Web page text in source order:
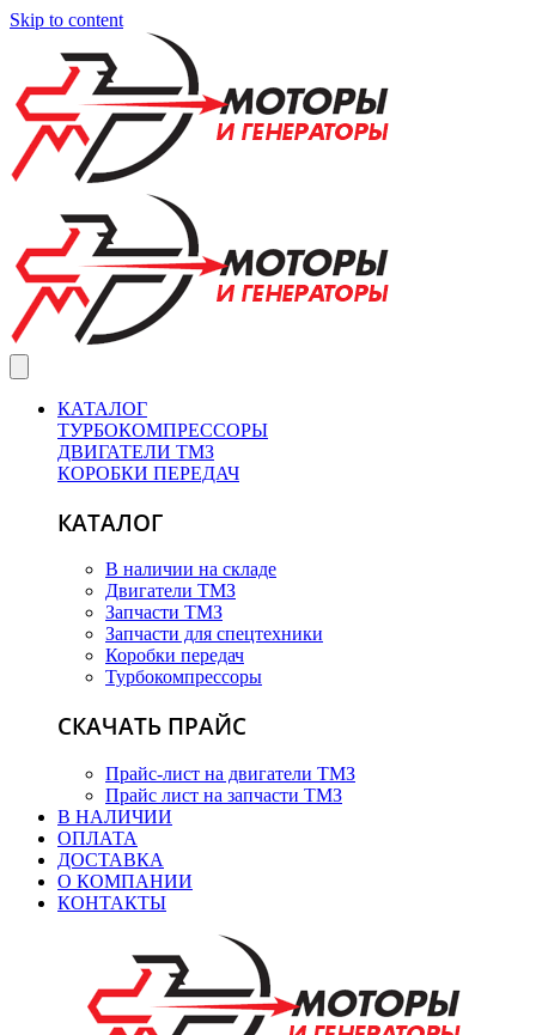
Skip to content
КАТАЛОГ
ТУРБОКОМПРЕССОРЫ
ДВИГАТЕЛИ ТМЗ
КОРОБКИ ПЕРЕДАЧ
КАТАЛОГ
В наличии на складе
Двигатели ТМЗ
Запчасти ТМЗ
Запчасти для спецтехники
Коробки передач
Турбокомпрессоры
СКАЧАТЬ ПРАЙС
Прайс-лист на двигатели ТМЗ
Прайс лист на запчасти ТМЗ
В НАЛИЧИИ
ОПЛАТА
ДОСТАВКА
О КОМПАНИИ
КОНТАКТЫ